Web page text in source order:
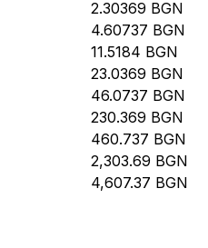
2.30369 BGN
4.60737 BGN
11.5184 BGN
23.0369 BGN
46.0737 BGN
230.369 BGN
460.737 BGN
2,303.69 BGN
4,607.37 BGN